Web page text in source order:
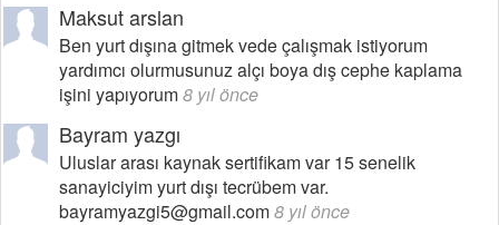
Maksut arslan
Ben yurt dışına gitmek vede çalışmak istiyorum
yardımcı olurmusunuz alçı boya dış cephe kaplama
işini yapıyorum8 yıl önce
Bayram yazgı
Uluslar arası kaynak sertifikam var 15 senelik
sanayiciyim yurt dışı tecrübem var.
bayramyazgi5@gmail.com8 yıl önce